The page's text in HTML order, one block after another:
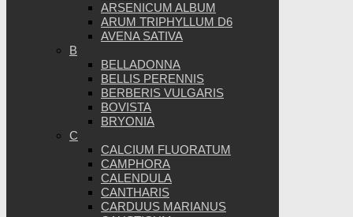
ARSENICUM ALBUM
ARUM TRIPHYLLUM D6
AVENA SATIVA
B
BELLADONNA
BELLIS PERENNIS
BERBERIS VULGARIS
BOVISTA
BRYONIA
C
CALCIUM FLUORATUM
CAMPHORA
CALENDULA
CANTHARIS
CARDUUS MARIANUS